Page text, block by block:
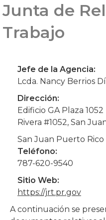
Junta de
Trabajo
Jefe de la Agencia:
Lcda. Nancy Berrios
Dirección:
Edificio GA Plaza
Rivera #1052, San
San Juan Puerto Rico
Teléfono:
787-620-9540
Sitio Web:
https://jrt.pr.gov
A continuación se